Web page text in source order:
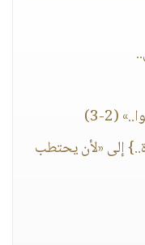
(2-3)
إلى «لأن يحتطب